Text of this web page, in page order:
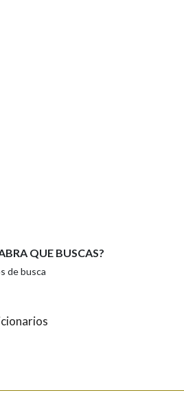
vixente en materia de
Persoal, a Real Academia
que faciliten o seu correo
outra información de carácter
obxecto de tratamento
e incorporados aos seus
mesmo, os usuarios poderán exercer o
oposición e cancelación dos
contacto connosco.
da política de
aparece na imaxe:
QUE BUSCAS?
de busca